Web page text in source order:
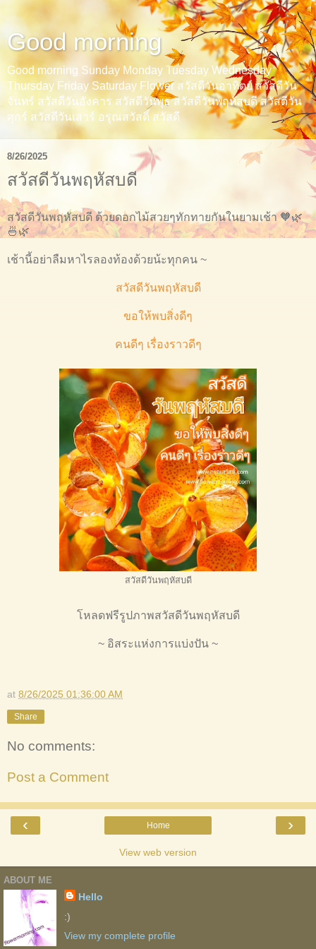
Good morning
Good morning Sunday Monday Tuesday Wednesday
Thursday Friday Saturday Flower สวัสดีวันอาทิตย์ สวัสดีวัน
จันทร์ สวัสดีวันอังคาร สวัสดีวันพุธ สวัสดีวันพฤหัสบดี สวัสดีวัน
ศุกร์ สวัสดีวันเสาร์ อรุณสวัสดิ์ สวัสดี
8/26/2025
สวัสดีวันพฤหัสบดี
สวัสดีวันพฤหัสบดี ด้วยดอกไม้สวยๆทักทายกันในยามเช้า 🧡🌿
🍜🌿
เช้านี้อย่าลืมหาไรลองท้องด้วยน้ะทุกคน ~
สวัสดีวันพฤหัสบดี
ขอให้พบสิ่งดีๆ
คนดีๆ เรื่องราวดีๆ
สวัสดีวันพฤหัสบดี
โหลดฟรีรูปภาพสวัสดีวันพฤหัสบดี
~ อิสระแห่งการแบ่งปัน ~
at 8/26/2025 01:36:00 AM
Share
No comments:
Post a Comment
‹ ›
Home
View web version
ABOUT ME
Hello
:)
View my complete profile